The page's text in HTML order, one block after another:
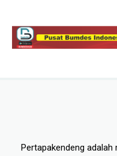
Pertapakendeng